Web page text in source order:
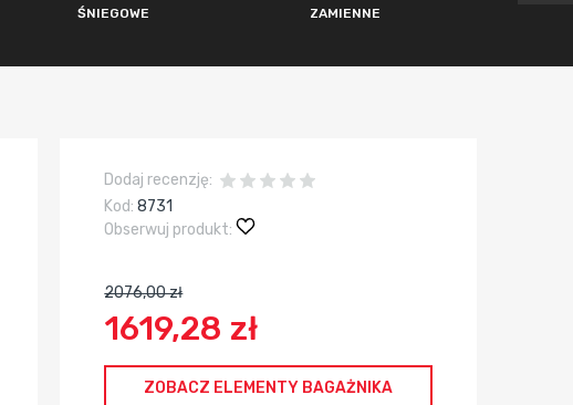
ŚNIEGOWE
ZAMIENNE
Dodaj recenzję:
Kod: 8731
Obserwuj produkt:
2076,00 zł
1619,28 zł
ZOBACZ ELEMENTY BAGAŻNIKA